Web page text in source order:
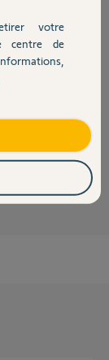
votre
centre de